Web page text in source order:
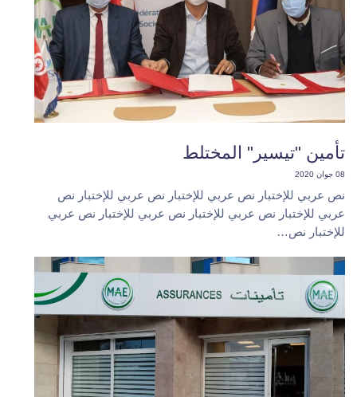
تأمين "تيسير" المختلط
08 جوان 2020
نص عربي للإختبار نص عربي للإختبار نص عربي للإختبار نص
عربي للإختبار نص عربي للإختبار نص عربي للإختبار نص عربي
للإختبار نص…